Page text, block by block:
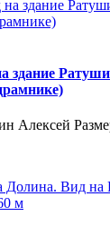
здание
Алексей